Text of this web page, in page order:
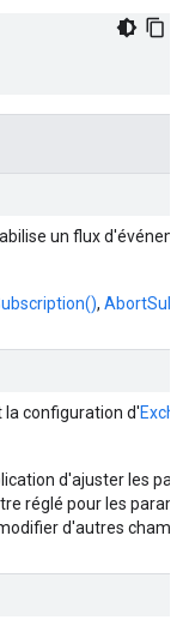
un flux
,
la configuration d'
d'ajuster les
réglé pour les
d'autres